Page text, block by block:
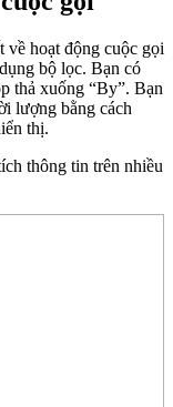
t về hoạt động cuộc gọi
dụng bộ lọc. Bạn có
p thả xuống “By”. Bạn
i lượng bằng cách
ển thị.
ích thông tin trên nhiều